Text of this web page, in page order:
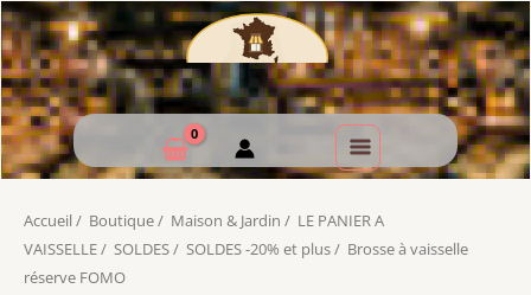
Accueil / Boutique/ Maison & Jardin / LE PANIER A
VAISSELLE/ SOLDES/ SOLDES -20% et plus/ Brosse à vaisselle
réserve FOMO